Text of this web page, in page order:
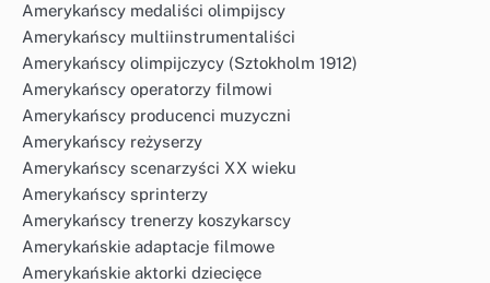
Amerykańscy medaliści olimpijscy
Amerykańscy multiinstrumentaliści
Amerykańscy olimpijczycy (Sztokholm 1912)
Amerykańscy operatorzy filmowi
Amerykańscy producenci muzyczni
Amerykańscy reżyserzy
Amerykańscy scenarzyści XX wieku
Amerykańscy sprinterzy
Amerykańscy trenerzy koszykarscy
Amerykańskie adaptacje filmowe
Amerykańskie aktorki dziecięce